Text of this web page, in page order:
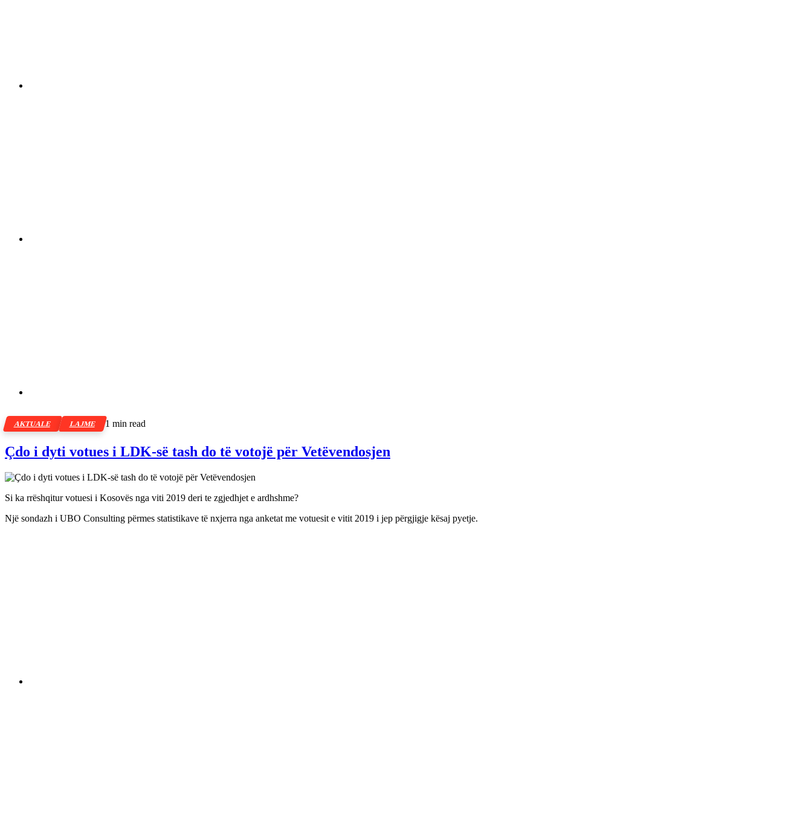
AKTUALE LAJME 1 min read
Çdo i dyti votues i LDK-së tash do të votojë për Vetëvendosjen
Si ka rrëshqitur votuesi i Kosovës nga viti 2019 deri te zgjedhjet e ardhshme?
Një sondazh i UBO Consulting përmes statistikave të nxjerra nga anketat me votuesit e vitit 2019 i jep përgjigje kësaj pyetje.